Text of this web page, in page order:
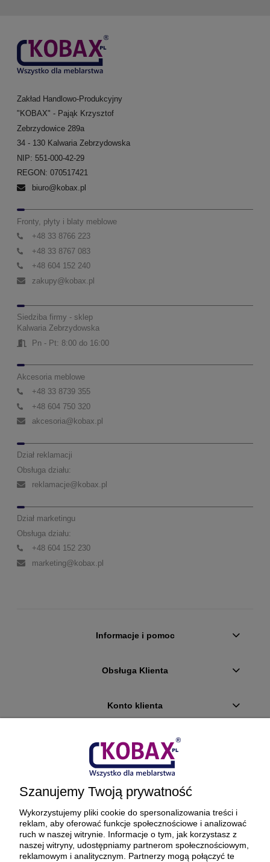
Zakład Handlowo-Produkcyjny
"KOBAX" - Pająk Krzysztof
Zebrzydowice 289a
34 - 130 Kalwaria Zebrzydowska
NIP: 551-000-42-29
REGON: 070517421
biuro@kobax.pl
Fronty, płyty i blaty meblowe
+48 33 8766 223
+48 33 8767 083
+48 604 152 240
zakupy@kobax.pl
Siedziba firmy - sklep
Kalwaria Zebrzydowska
Pn - Pt: 8:00 do 16:00
Akcesoria meblowe
+48 33 8739 355
+48 604 750 320
akcesoria@kobax.pl
Dział reklamacji
Obsługa działu:
reklamacje@kobax.pl
Dział marketingu
Obsługa działu:
+48 604 152 230
marketing@kobax.pl
Informacje i pomoc
Obsługa Klienta
Konto klienta
Płatności i dostawa
Ciekawostki
O firmie
BEZPIECZNE PŁATNOŚCI ORAZ DOSTAWA
Szanujemy Twoją prywatność
Wykorzystujemy pliki cookie do spersonalizowania treści i
reklam, aby oferować funkcje społecznościowe i analizować
ruch w naszej witrynie. Informacje o tym, jak korzystasz z
naszej witryny, udostępniamy partnerom społecznościowym,
reklamowym i analitycznym. Partnerzy mogą połączyć te